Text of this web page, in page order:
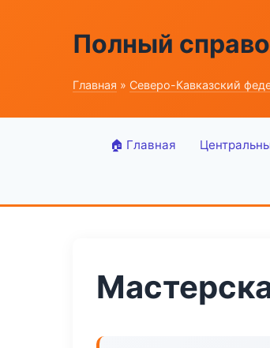
Полный
Главная » Северо-Кавказский
🏠 Главная